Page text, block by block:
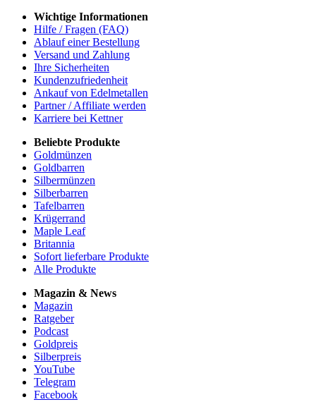
Wichtige Informationen
Hilfe / Fragen (FAQ)
Ablauf einer Bestellung
Versand und Zahlung
Ihre Sicherheiten
Kundenzufriedenheit
Ankauf von Edelmetallen
Partner / Affiliate werden
Karriere bei Kettner
Beliebte Produkte
Goldmünzen
Goldbarren
Silbermünzen
Silberbarren
Tafelbarren
Krügerrand
Maple Leaf
Britannia
Sofort lieferbare Produkte
Alle Produkte
Magazin & News
Magazin
Ratgeber
Podcast
Goldpreis
Silberpreis
YouTube
Telegram
Facebook